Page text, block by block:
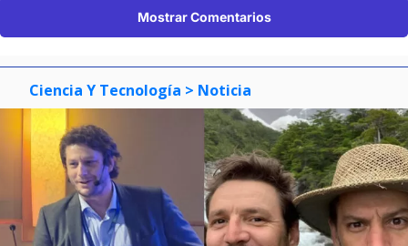
Mostrar Comentarios
Ciencia Y Tecnología > Noticia